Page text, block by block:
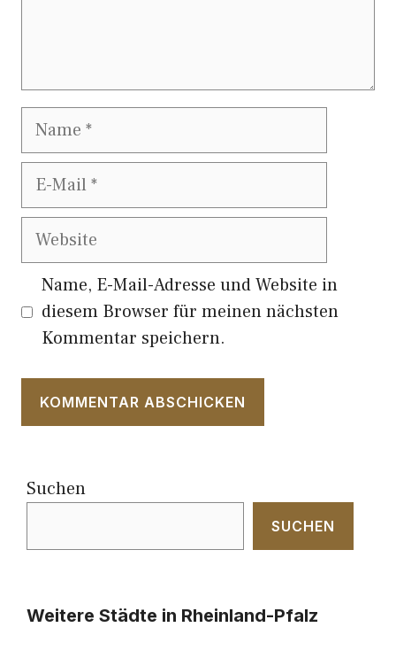
Name
E-
Website
Name, E-Mail-Adresse und Website in
diesem Browser für meinen nächsten
Kommentar speichern.
Suchen
SUCHEN
Weitere Städte in Rheinland-Pfalz